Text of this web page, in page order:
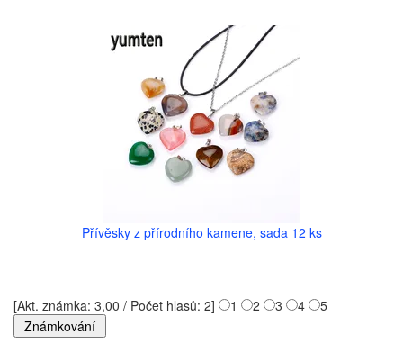
Přívěsky z přírodního kamene, sada 12 ks
[Akt. známka: 3,00 / Počet hlasů: 2] 1 2 3 4 5